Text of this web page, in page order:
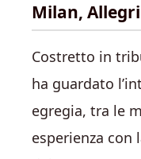
Milan,
Costretto in
ha guardato
egregia, tra le
esperienza con